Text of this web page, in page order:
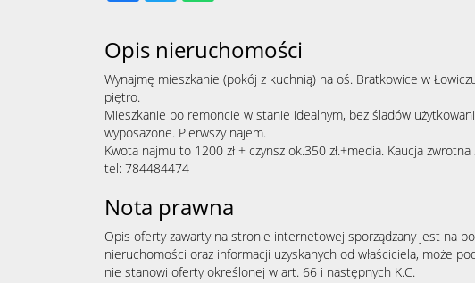
Opis nieruchomości
Wynajmę mieszkanie (pokój z kuchnią) na oś. Bratkowice w
piętro.
Mieszkanie po remoncie w stanie idealnym, bez śladów
wyposażone. Pierwszy najem.
Kwota najmu to 1200 zł + czynsz ok.350 zł.+media. Kaucja zwrotna
tel: 784484474
Nota prawna
Opis oferty zawarty na stronie internetowej sporządzany jest na
nieruchomości oraz informacji uzyskanych od właściciela, może
nie stanowi oferty określonej w art. 66 i następnych K.C.